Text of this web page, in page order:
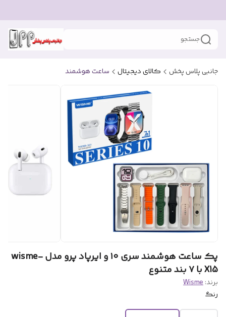
جستجو
جانبی پلاس پخش کالای دیجیتال ساعت هوشمند
پک ساعت هوشمند سری ۱۰ و ایرپاد پرو مدل wisme-
X15 با ۷ بند متنوع
برند:Wisme
رنگ